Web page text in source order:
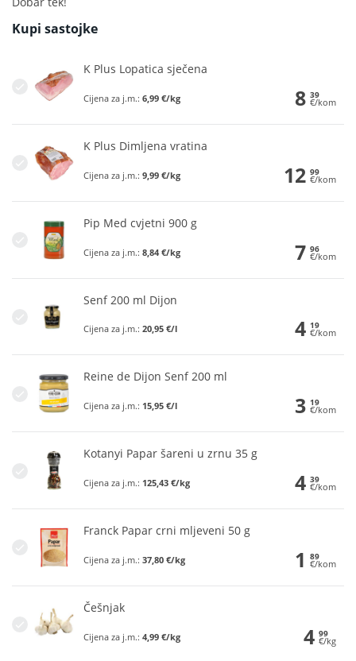
Kupi sastojke
K Plus Lopatica sječena
Cijena za j.m.: 6,99 €/kg 8 39
€/kom
K Plus Dimljena vratina
Cijena za j.m.: 9,99 €/kg 12 99
€/kom
Pip Med cvjetni 900 g
Cijena za j.m.: 8,84 €/kg 7 96
€/kom
Senf 200 ml Dijon
Cijena za j.m.: 20,95 €/l 4 19
€/kom
Reine de Dijon Senf 200 ml
Cijena za j.m.: 15,95 €/l 3 19
€/kom
Kotanyi Papar šareni u zrnu 35 g
Cijena za j.m.: 125,43 €/kg 4 39
€/kom
Franck Papar crni mljeveni 50 g
Cijena za j.m.: 37,80 €/kg 1 89
€/kom
Češnjak
Cijena za j.m.: 4,99 €/kg 4 99
€/kg